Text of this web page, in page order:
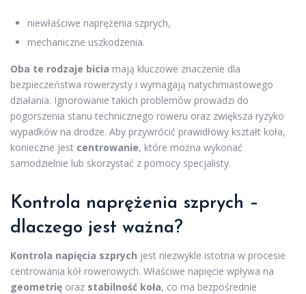
niewłaściwe naprężenia szprych,
mechaniczne uszkodzenia.
Oba te rodzaje bicia mają kluczowe znaczenie dla
bezpieczeństwa rowerzysty i wymagają natychmiastowego
działania. Ignorowanie takich problemów prowadzi do
pogorszenia stanu technicznego roweru oraz zwiększa ryzyko
wypadków na drodze. Aby przywrócić prawidłowy kształt koła,
konieczne jest centrowanie, które można wykonać
samodzielnie lub skorzystać z pomocy specjalisty.
Kontrola naprężenia szprych –
dlaczego jest ważna?
Kontrola napięcia szprych jest niezwykle istotna w procesie
centrowania kół rowerowych. Właściwe napięcie wpływa na
geometrię oraz stabilność koła, co ma bezpośrednie